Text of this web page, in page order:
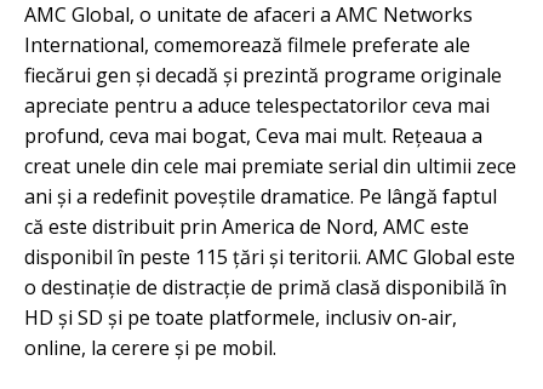
AMC Global, o unitate de afaceri a AMC Networks
International, comemorează filmele preferate ale
fiecărui gen şi decadă şi prezintă programe originale
apreciate pentru a aduce telespectatorilor ceva mai
profund, ceva mai bogat, Ceva mai mult. Reţeaua a
creat unele din cele mai premiate serial din ultimii zece
ani şi a redefinit poveştile dramatice. Pe lângă faptul
că este distribuit prin America de Nord, AMC este
disponibil în peste 115 ţări şi teritorii. AMC Global este
o destinaţie de distracţie de primă clasă disponibilă în
HD şi SD şi pe toate platformele, inclusiv on-air,
online, la cerere şi pe mobil.